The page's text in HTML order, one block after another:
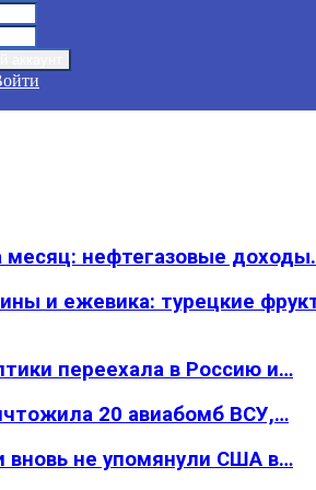
месяц: нефтегазовые
и ежевика: турецкие
переехала в Россию и…
20 авиабомб ВСУ,…
вновь не упомянули США в…